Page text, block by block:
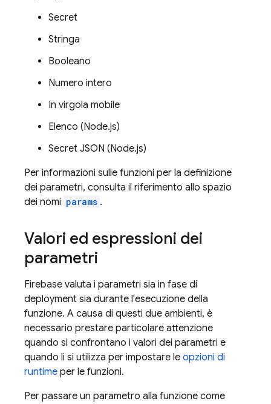
Secret
Stringa
Booleano
Numero intero
In virgola mobile
Elenco (Node.js)
Secret JSON (Node.js)
Per informazioni sulle funzioni per la definizione
dei parametri, consulta il riferimento allo spazio
dei nomi params .
Valori ed espressioni dei
parametri
Firebase valuta i parametri sia in fase di
deployment sia durante l'esecuzione della
funzione. A causa di questi due ambienti, è
necessario prestare particolare attenzione
quando si confrontano i valori dei parametri e
quando li si utilizza per impostare le opzioni di
runtime per le funzioni.
Per passare un parametro alla funzione come